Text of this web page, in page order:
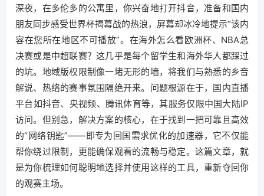
深夜，在多伦多的公寓里，你兴奋地打开抖音，准备和国内
朋友同步感受世界杯揭幕战的热浪，屏幕却冰冷地提示“该内
容在您所在地区不可播放”。在海外怎么看欧洲杯、NBA总
决赛或是中超联赛？这几乎是每个留学生和海外华人都踩过
的坑。地域版权限制像一堵无形的墙，将我们与熟悉的乡音
解说、热络的赛事氛围隔绝开来。问题根源在于，国内直播
平台如抖音、央视频、腾讯体育等，其服务仅限中国大陆IP
访问。但别急，解决方案的核心，在于找到一把可靠且高效
的“网络钥匙”——即专为回国需求优化的加速器，它不仅能
帮你绕过限制，更能确保观看的流畅与稳定。这篇文章，就
是为你梳理如何聪明地选择并使用这样的工具，重新夺回你
的观赛主场。